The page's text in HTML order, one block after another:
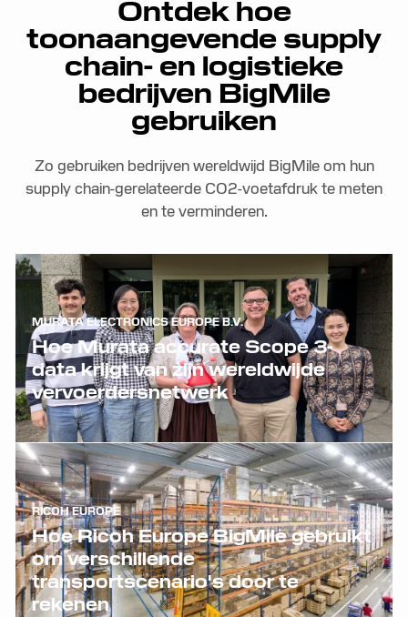
Ontdek hoe
toonaangevende supply
chain- en logistieke
bedrijven BigMile
gebruiken
Zo gebruiken bedrijven wereldwijd BigMile om hun
supply chain-gerelateerde CO2-voetafdruk te meten
en te verminderen.
MURATA ELECTRONICS EUROPE B.V.
Hoe Murata accurate Scope 3-
data krijgt van zijn wereldwijde
vervoerdersnetwerk
RICOH EUROPE
Hoe Ricoh Europe BigMile gebruikt
om verschillende
transportscenario's door te
rekenen